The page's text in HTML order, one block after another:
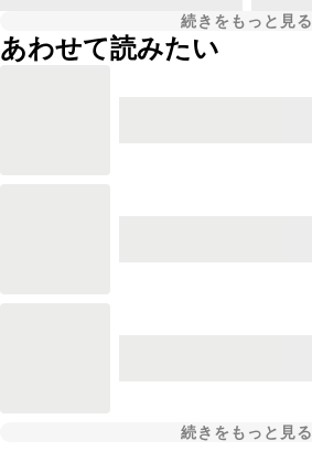
続きをもっと見る
あわせて読みたい
続きをもっと見る